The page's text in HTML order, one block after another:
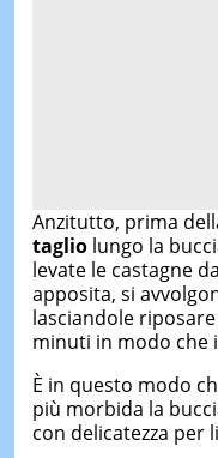
Anzitutto, prima
tagliolungo la
levate le castagne
apposita, si
lasciandole
minuti in modo che
È in questo modo
più morbida la
con delicatezza